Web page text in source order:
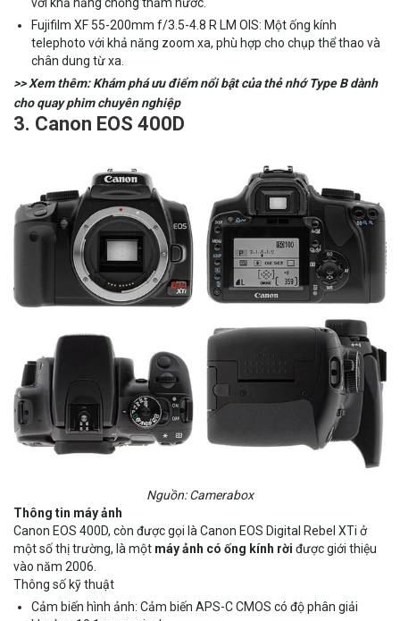
với khả năng chống thấm nước.
Fujifilm XF 55-200mm f/3.5-4.8 R LM OIS: Một ống kính
telephoto với khả năng zoom xa, phù hợp cho chụp thể thao và
chân dung từ xa.
>> Xem thêm: Khám phá ưu điểm nổi bật củathẻ nhớ Type B dành
cho quay phimchuyên nghiệp
3. Canon EOS 400D
Nguồn: Camerabox
Thông tin máy ảnh
Canon EOS 400D, còn được gọi là Canon EOS Digital Rebel XTi ở
một số thị trường, là một máy ảnh có ống kính rời được giới thiệu
vào năm 2006.
Thông số kỹ thuật
Cảm biến hình ảnh: Cảm biến APS-C CMOS có độ phân giải